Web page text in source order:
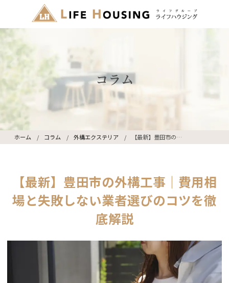
コラム
ホーム コラム 外構エクステリア 【最新】豊田市の外構工事｜費用相場と失敗しない業者選びのコツを徹底解説
【最新】豊田市の外構工事｜費用相
場と失敗しない業者選びのコツを徹
底解説